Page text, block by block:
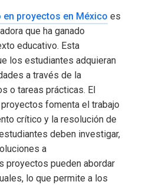
en proyectos en México es
que ha ganado
educativo. Esta
los estudiantes adquieran
a través de la
o tareas prácticas. El
fomenta el trabajo
crítico y la resolución de
deben investigar,
a
proyectos pueden abordar
lo que permite a los